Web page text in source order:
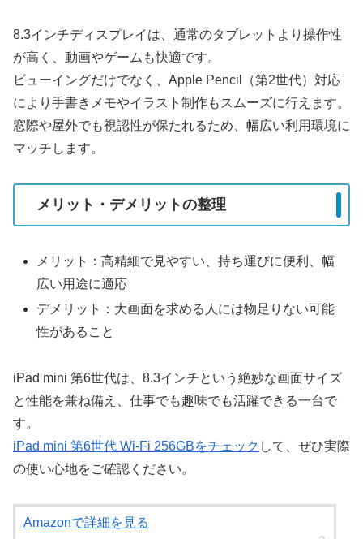
8.3インチディスプレイは、通常のタブレットより操作性
が高く、動画やゲームも快適です。
ビューイングだけでなく、Apple Pencil（第2世代）対応
により手書きメモやイラスト制作もスムーズに行えます。
窓際や屋外でも視認性が保たれるため、幅広い利用環境に
マッチします。
メリット・デメリットの整理
メリット：高精細で見やすい、持ち運びに便利、幅
広い用途に適応
デメリット：大画面を求める人には物足りない可能
性があること
iPad mini 第6世代は、8.3インチという絶妙な画面サイズ
と性能を兼ね備え、仕事でも趣味でも活躍できる一台で
す。
iPad mini 第6世代 Wi-Fi 256GBをチェック して、ぜひ実際
の使い心地をご確認ください。
Amazonで詳細を見る